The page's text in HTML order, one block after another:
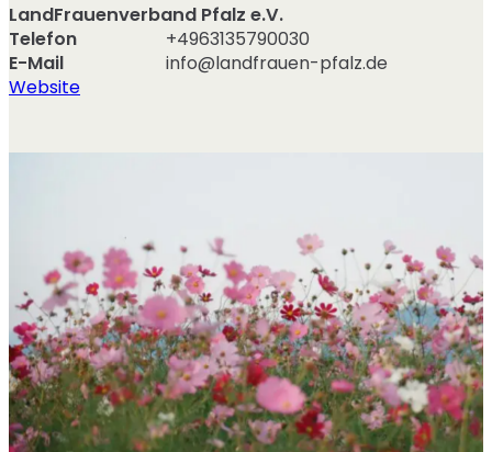
LandFrauenverband Pfalz e.V.
Telefon
+4963135790030
E-Mail
info@landfrauen-pfalz.de
Website